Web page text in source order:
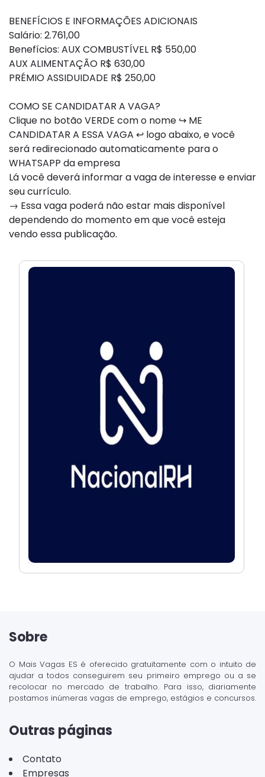
BENEFÍCIOS E INFORMAÇÕES ADICIONAIS
Salário: 2.761,00
Benefícios: AUX COMBUSTÍVEL R$ 550,00
AUX ALIMENTAÇÃO R$ 630,00
PRÉMIO ASSIDUIDADE R$ 250,00
COMO SE CANDIDATAR A VAGA?
Clique no botão VERDE com o nome ↪ ME
CANDIDATAR A ESSA VAGA ↩ logo abaixo, e você
será redirecionado automaticamente para o
WHATSAPP da empresa
Lá você deverá informar a vaga de interesse e enviar
seu currículo.
→ Essa vaga poderá não estar mais disponível
dependendo do momento em que você esteja
vendo essa publicação.
Sobre
O Mais Vagas ES é oferecido gratuitamente com o intuito de
ajudar a todos conseguirem seu primeiro emprego ou a se
recolocar no mercado de trabalho. Para isso, diariamente
postamos inúmeras vagas de emprego, estágios e concursos.
Outras páginas
Contato
Empresas